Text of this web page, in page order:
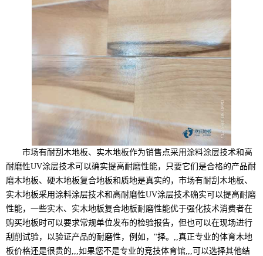
市场有耐刮木地板、实木地板作为销售点采用涂料涂层技术和高
耐磨性UV涂层技术可以确实提高耐磨性能，只要它们是合格的产品耐
磨木地板、硬木地板复合地板和质地是真实的，市场有耐刮木地板、
实木地板采用涂料涂层技术和高耐磨性UV涂层技术确实可以提高耐磨
性能，一些实木、实木地板复合地板耐磨性能优于强化技术消费者在
购买地板时可以要求常规单位发布的检验报告，但也可以在现场进行
刮削试验，以验证产品的耐磨性，例如，"择。,,真正专业的体育木地
板价格还是很贵的,,,如果您不是专业的竞技体育馆,,,可以选择其他结